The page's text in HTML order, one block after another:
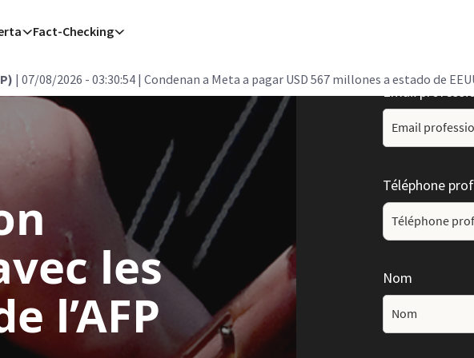
Fact-Checking
| 07/08/2026 - 03:30:54 | Condenan a Meta a pagar USD 567 millones a estado de
les
l’AFP
Email
Téléphone
Nom